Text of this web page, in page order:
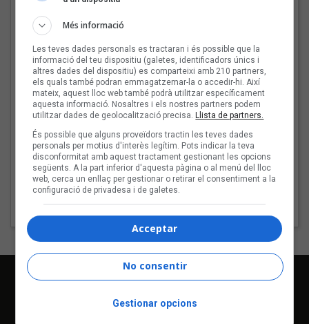
3 - He begut (una mica massa)
4 - Angelina Jolie
5 - Que nos quiten lo bailao
6 - Mireia
7 - Julivert
8 - Bang bang bang
9 - Quin panorama
10 - Tu o jo
11 - Avui m'he enamorat (una mica massa)
Més informació
Les teves dades personals es tractaran i és possible que la
informació del teu dispositiu (galetes, identificadors únics i
altres dades del dispositiu) es comparteixi amb 210 partners,
els quals també podran emmagatzemar-la o accedir-hi. Així
mateix, aquest lloc web també podrà utilitzar específicament
aquesta informació. Nosaltres i els nostres partners podem
utilitzar dades de geolocalització precisa.Llista de partners.
És possible que alguns proveïdors tractin les teves dades
personals per motius d'interès legítim. Pots indicar la teva
disconformitat amb aquest tractament gestionant les opcions
següents. A la part inferior d'aquesta pàgina o al menú del lloc
web, cerca un enllaç per gestionar o retirar el consentiment a la
configuració de privadesa i de galetes.
Acceptar
No consentir
Gestionar opcions